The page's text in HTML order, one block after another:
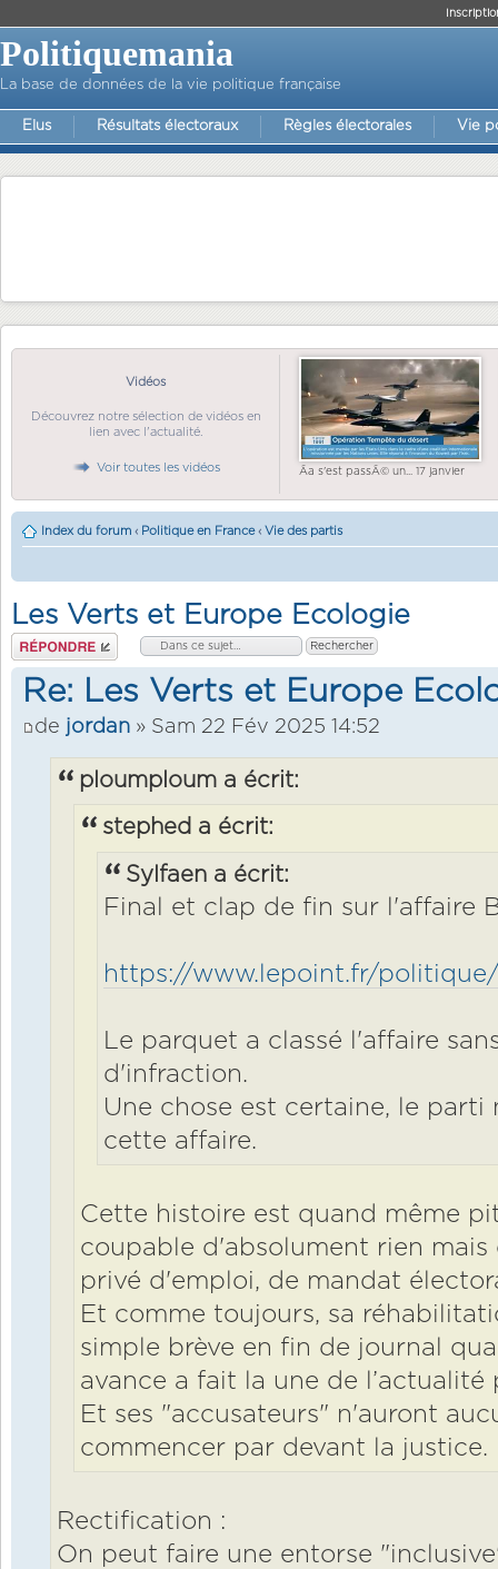
Politiquemania
La base de données de la vie politique française
Elus Résultats électoraux Règles électorales Vie
Vidéos
Découvrez notre sélection de vidéos en
lien avec l'actualité.
Voir toutes les vidéos Ãa s'est passÃ© un... 17 janvier
Index du forum ‹ Politique en France ‹ Vie des partis
Les Verts et Europe Ecologie
Répondre
Re: Les Verts et Europe
de jordan » Sam 22 Fév 2025 14:52
ploumploum a écrit:
stephed a écrit:
Sylfaen a écrit:
Final et clap de fin sur l'affaire
https://www.lepoint.fr/politique/
Le parquet a classé l'affaire
d'infraction.
Une chose est certaine, le parti
cette affaire.
Cette histoire est quand même
coupable d'absolument rien mais
privé d'emploi, de mandat
Et comme toujours, sa
simple brève en fin de journal
avance a fait la une de l’actualité
Et ses "accusateurs" n'auront
commencer par devant la justice.
Rectification :
On peut faire une entorse